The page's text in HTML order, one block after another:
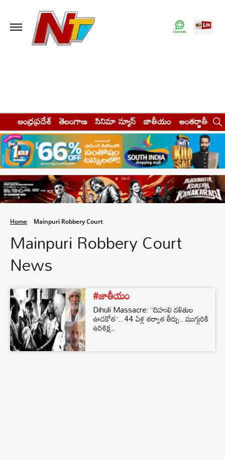
ఆంధ్రప్రదేశ్ తెలంగాణ సినిమా న్యూస్ జాతీయం అంతర్జాతీయం
Home Mainpuri Robbery Court
Mainpuri Robbery Court
News
#జాతీయం
Dihuli Massacre: “దిహులి దళితుల
ఊచకోత”.. 44 ఏళ్ల తర్వాత తీర్పు.. ముగ్గురికి
ఉరిశిక్ష..